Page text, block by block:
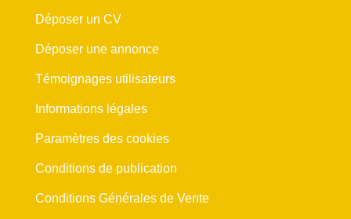
Déposer un CV
Déposer une annonce
Témoignages utilisateurs
Informations légales
Paramètres des cookies
Conditions de publication
Conditions Générales de Vente